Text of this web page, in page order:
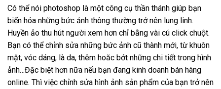
Có thể nói photoshop là một công cụ thần thánh giúp bạn
biến hóa những bức ảnh thông thường trở nên lung linh.
Huyền ảo thu hút người xem hơn chỉ bằng vài cú click chuột.
Bạn có thể chỉnh sửa những bức ảnh cũ thành mới, từ khuôn
mặt, vóc dáng, là da, thêm hoăc bớt những chi tiết trong hình
ảnh…Đặc biệt hơn nữa nếu bạn đang kinh doanh bán hàng
online. Thì việc chỉnh sửa hình ảnh sản phẩm của bạn trở nên